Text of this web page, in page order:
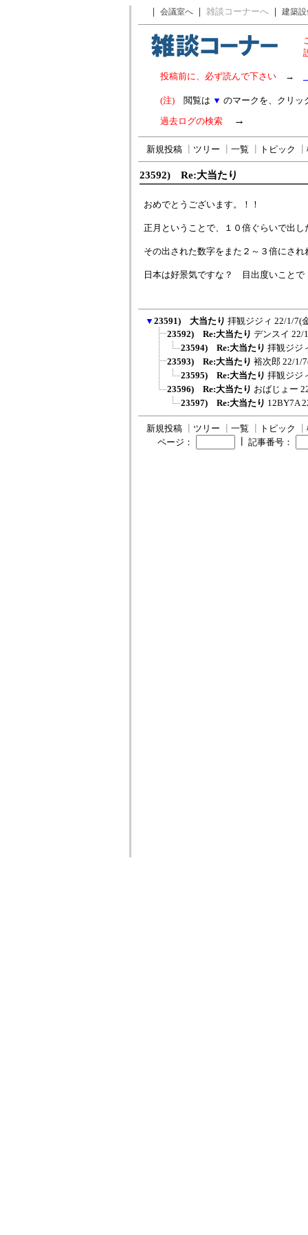
｜ 会議室へ ｜ 雑談コーナーへ ｜ 建築
投稿前に、必ず読んで下さい →
(注) 閲覧は ▼ のマークを、クリッ
過去ログの検索 →
新規投稿 ツリー 一覧 トピック
23592) Re:大当たり
おめでとうございます。！！
正月ということで、１０倍ぐらいで出し
その出された数字をまた２～３倍にされ
日本は好景気ですな？ 目出度いことで
▼ 23591) 大当たり 拝観ジジィ 22/1/7(
23592) Re:大当たり デンスイ 22/
23594) Re:大当たり 拝観ジジ
23593) Re:大当たり 裕次郎 22/1/
23595) Re:大当たり 拝観ジジ
23596) Re:大当たり おばじょー
23597) Re:大当たり 12BY7A
新規投稿 ツリー 一覧 トピック
ページ：
記事番号：